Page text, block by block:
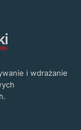
i wdrażanie